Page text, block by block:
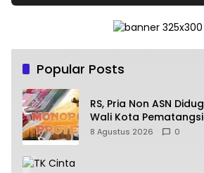
Popular Posts
RS, Pria Non ASN
Wali Kota
Bagi Bagi Proyek ke
8 Agustus 2026 0